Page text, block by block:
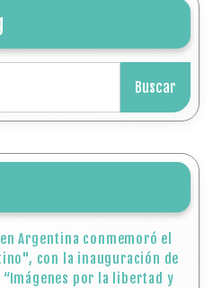
Argentina conmemoró el
con la inauguración de
por la libertad y